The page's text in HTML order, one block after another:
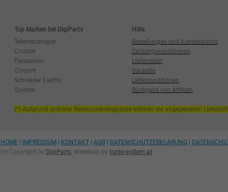
Top Marken bei DigiParts
Hilfe
Telemecanique
Bestellungen und Kundenkonto
Crouzet
Zahlungskonditionen
Panasonic
Lieferzeiten
Crydom
Garantie
Schneider Electric
Lieferkonditionen
Quintex
Rückgabe von Artikeln
(*) Aufgrund globaler Ressourcenengpässe können die angegebenen
HOME IMPRESSUM KONTAKT AGB DATENSCHUTZERKLÄRUNG
(c) Copyright by DigiParts, Webshop by trade-system.at